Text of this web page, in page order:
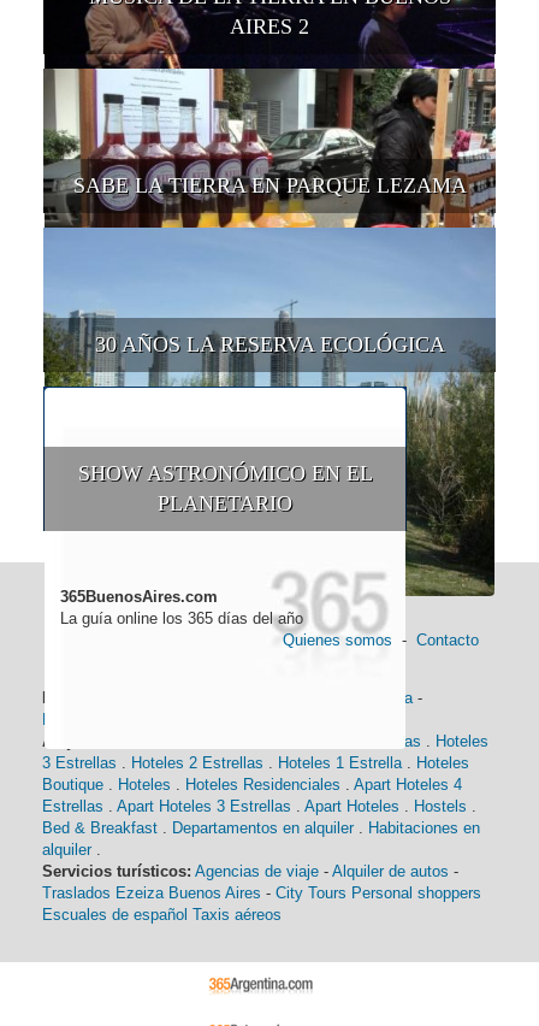
AIRES 2
SABE LA TIERRA EN PARQUE LEZAMA
30 AÑOS LA RESERVA ECOLÓGICA
SHOW ASTRONÓMICO EN EL
PLANETARIO
365BuenosAires.com
La guía online los 365 días del año
Quienes somos - Contacto
Historia -
Alojamiento:
Hoteles 4 Estrellas
Hoteles
3 Estrellas
Hoteles 2 Estrellas Hoteles 1 Estrella
Hoteles
Boutique
Hoteles Hoteles Residenciales
Apart Hoteles 4
Estrellas
Apart Hoteles 3 Estrellas Apart Hoteles Hostels
Bed & Breakfast
Departamentos en alquiler
Habitaciones en
alquiler
Servicios turísticos: Agencias de viaje - Alquiler de autos -
Traslados Ezeiza Buenos Aires - City Tours Personal shoppers
Escuales de español Taxis aéreos